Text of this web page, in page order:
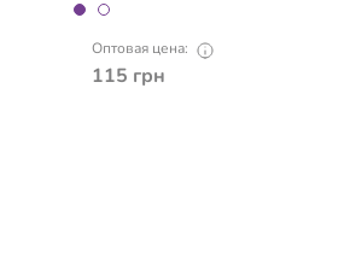
Оптовая цена:
115 грн